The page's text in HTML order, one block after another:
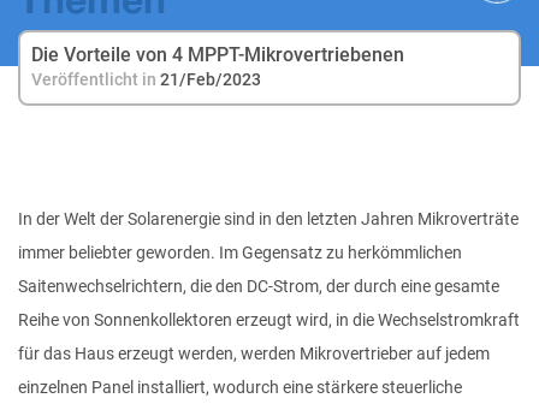
Die Vorteile von 4 MPPT-Mikrovertriebenen
Veröffentlicht in 21/Feb/2023
In der Welt der Solarenergie sind in den letzten Jahren Mikroverträte
immer beliebter geworden. Im Gegensatz zu herkömmlichen
Saitenwechselrichtern, die den DC-Strom, der durch eine gesamte
Reihe von Sonnenkollektoren erzeugt wird, in die Wechselstromkraft
für das Haus erzeugt werden, werden Mikrovertrieber auf jedem
einzelnen Panel installiert, wodurch eine stärkere steuerliche